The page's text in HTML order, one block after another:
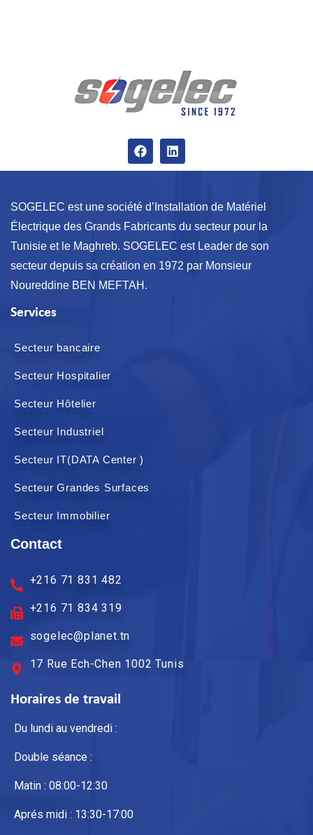
SOGELEC est une société d’Installation de Matériel
Électrique des Grands Fabricants du secteur pour la
Tunisie et le Maghreb. SOGELEC est Leader de son
secteur depuis sa création en 1972 par Monsieur
Noureddine BEN MEFTAH.
Services
Secteur bancaire
Secteur Hospitalier
Secteur Hôtelier
Secteur Industriel
Secteur IT(DATA Center )
Secteur Grandes Surfaces
Secteur Immobilier
Contact
+216 71 831 482
+216 71 834 319
sogelec@planet.tn
17 Rue Ech-Chen 1002 Tunis
Horaires de travail
Du lundi au vendredi :
Double séance :
Matin : 08:00-12:30
Aprés midi : 13:30-17:00